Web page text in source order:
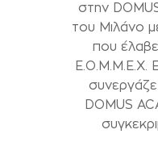
στην
του Μιλάνο
που
Ε.Ο.Μ.Μ.Ε.Χ.
DOMUS